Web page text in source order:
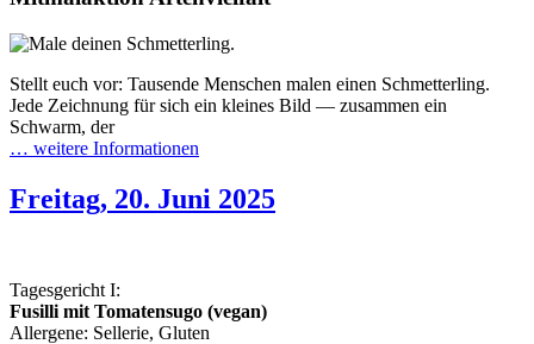
Stellt euch vor: Tausende Menschen malen einen Schmetterling.
Jede Zeichnung für sich ein kleines Bild — zusammen ein
Schwarm, der
… weitere Informationen
Freitag, 20. Juni 2025
Tagesgericht I:
Fusilli mit Tomatensugo (vegan)
Allergene: Sellerie, Gluten